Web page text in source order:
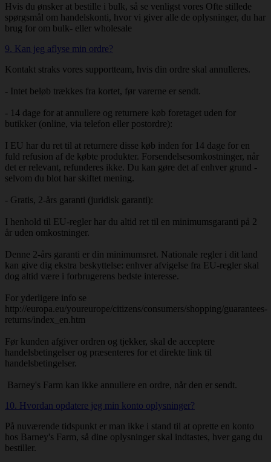
Hvis du ønsker at bestille i bulk, så se venligst vores Ofte stillede
spørgsmål om handelskonti, hvor vi giver alle de oplysninger, du har
brug for om bulk- eller wholesale
9. Kan jeg aflyse min ordre?
Kontakt straks vores supportteam, hvis din ordre skal annulleres.
- Intet beløb trækkes fra kortet, før varerne er sendt.
- 14 dage for at annullere og returnere køb foretaget uden for
butikker (online, via telefon eller postordre):
I EU har du ret til at returnere disse køb inden for 14 dage for en
fuld refusion af de købte produkter. Forsendelsesomkostninger, når
det er relevant, refunderes ikke. Du kan gøre det af enhver grund -
selvom du blot har skiftet mening.
- Gratis, 2-års garanti (juridisk garanti):
I henhold til EU-regler har du altid ret til en minimumsgaranti på 2
år uden omkostninger.
Denne 2-års garanti er din minimumsret. Nationale regler i dit land
kan give dig ekstra beskyttelse: enhver afvigelse fra EU-regler skal
dog altid være i forbrugerens bedste interesse.
For yderligere info se
http://europa.eu/youreurope/citizens/consumers/shopping/guarantees-
returns/index_en.htm
Før kunden afgiver ordren og tjekker, skal de acceptere
handelsbetingelser og præsenteres for et direkte link til
handelsbetingelser.
Barney's Farm kan ikke annullere en ordre, når den er sendt.
10. Hvordan opdatere jeg min konto oplysninger?
På nuværende tidspunkt er man ikke i stand til at oprette en konto
hos Barney's Farm, så dine oplysninger skal indtastes, hver gang du
bestiller.